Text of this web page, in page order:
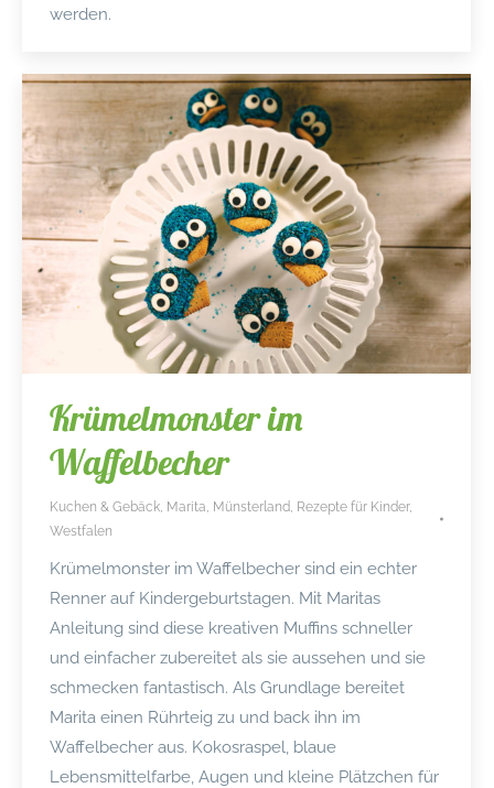
werden.
Krümelmonster im
Waffelbecher
Kuchen & Gebäck Marita Münsterland Rezepte für Kinder,
Westfalen
Krümelmonster im Waffelbecher sind ein echter
Renner auf Kindergeburtstagen. Mit Maritas
Anleitung sind diese kreativen Muffins schneller
und einfacher zubereitet als sie aussehen und sie
schmecken fantastisch. Als Grundlage bereitet
Marita einen Rührteig zu und back ihn im
Waffelbecher aus. Kokosraspel, blaue
Lebensmittelfarbe, Augen und kleine Plätzchen für